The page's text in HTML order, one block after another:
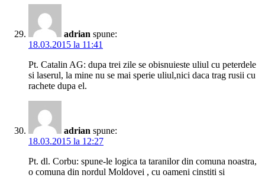
adrian spune:
18.03.2015 la 11:41
Pt. Catalin AG: dupa trei zile se obisnuieste uliul cu peterdele
si laserul, la mine nu se mai sperie uliul,nici daca trag rusii cu
rachete dupa el.
adrian spune:
18.03.2015 la 12:27
Pt. dl. Corbu: spune-le logica ta taranilor din comuna noastra,
o comuna din nordul Moldovei , cu oameni cinstiti si